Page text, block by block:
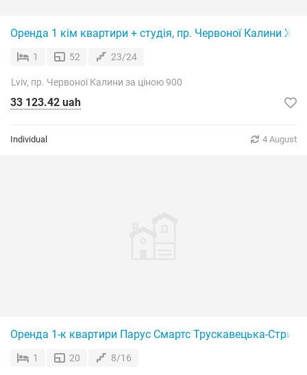
Оренда 1 кім квартири + студія, пр. Червоної Калини ЖК
1 52 23/24
Lviv, пр. Червоної Калини за ціною 900
33 123.42 uah
Individual 4 August
Оренда 1-к квартири Парус Смартс Трускавецька-
1 20 8/16